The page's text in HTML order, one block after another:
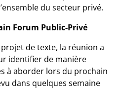
du secteur privé.
Forum Public-Privé
projet de texte, la réunion a
identifier de manière
à aborder lors du prochain
dans quelques semaine